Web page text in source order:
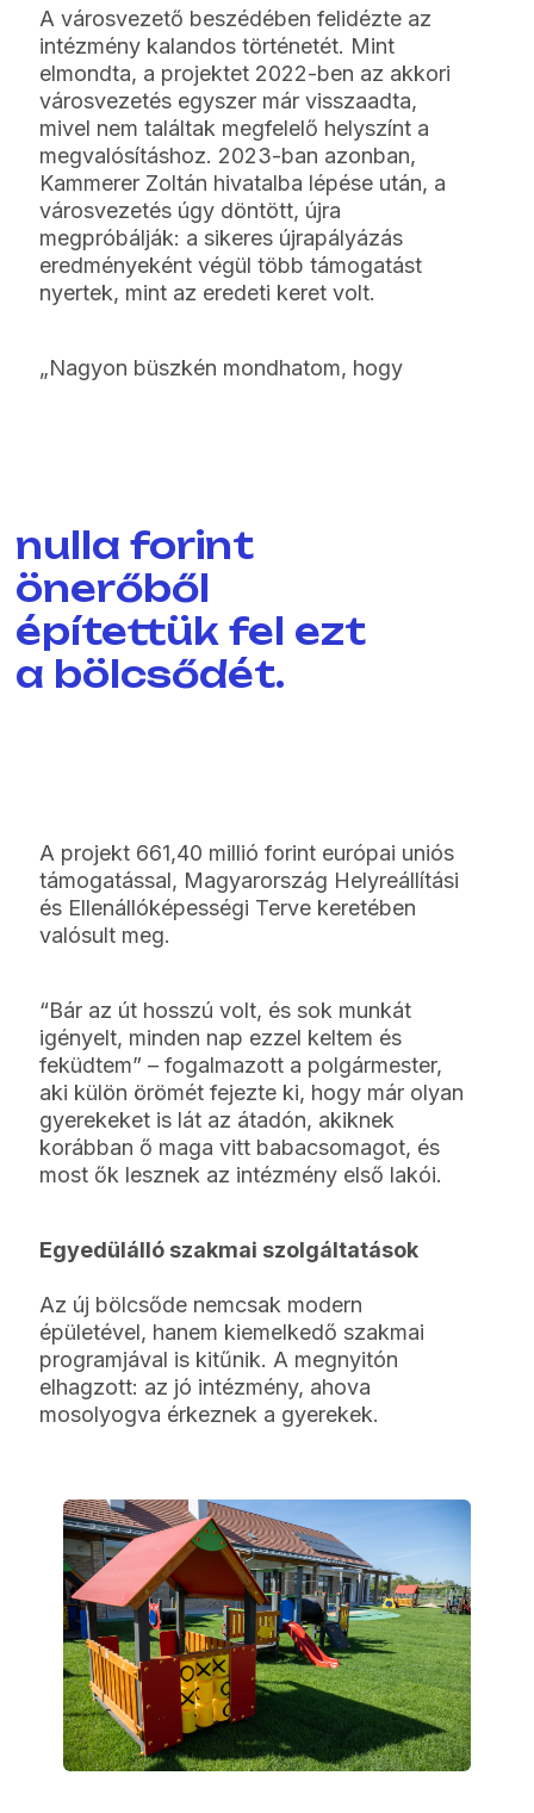
A városvezető beszédében felidézte az
intézmény kalandos történetét. Mint
elmondta, a projektet 2022-ben az akkori
városvezetés egyszer már visszaadta,
mivel nem találtak megfelelő helyszínt a
megvalósításhoz. 2023-ban azonban,
Kammerer Zoltán hivatalba lépése után, a
városvezetés úgy döntött, újra
megpróbálják: a sikeres újrapályázás
eredményeként végül több támogatást
nyertek, mint az eredeti keret volt.
„Nagyon büszkén mondhatom, hogy
nulla forint
önerőből
építettük fel ezt
a bölcsődét.
A projekt 661,40 millió forint európai uniós
támogatással, Magyarország Helyreállítási
és Ellenállóképességi Terve keretében
valósult meg.
“Bár az út hosszú volt, és sok munkát
igényelt, minden nap ezzel keltem és
feküdtem” – fogalmazott a polgármester,
aki külön örömét fejezte ki, hogy már olyan
gyerekeket is lát az átadón, akiknek
korábban ő maga vitt babacsomagot, és
most ők lesznek az intézmény első lakói.
Egyedülálló szakmai szolgáltatások
Az új bölcsőde nemcsak modern
épületével, hanem kiemelkedő szakmai
programjával is kitűnik. A megnyitón
elhagzott: az jó intézmény, ahova
mosolyogva érkeznek a gyerekek.